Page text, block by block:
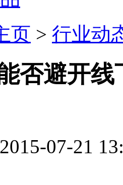
页 > 行业动
否避开
07-21